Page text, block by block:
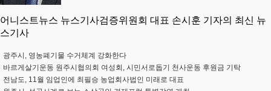
어니스트뉴스 뉴스기사검증위원회 대표 손시훈 기자의 최신 뉴
스기사
광주시, 영농폐기물 수거체계 강화한다
바르게살기운동 원주시협의회 여성회, 시민서로돕기 천사운동 후원금 기탁
전남도, 11월 임업인에 최필승 농업회사법인 미래로 대표